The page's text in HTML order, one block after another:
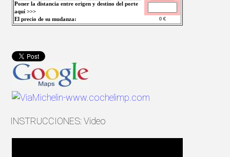
Poner la distancia entre origen y destino del porte
aquí >>>
El precio de su mudanza:
0€
INSTRUCCIONES: Video